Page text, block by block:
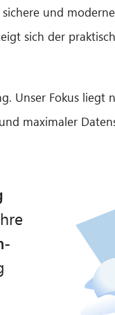
und
sich der
Unser Fokus liegt
maximaler